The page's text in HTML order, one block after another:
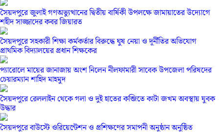
সৈয়দপুরে জুলাই গণঅভ্যুত্থানের দ্বিতীয় বার্ষিকী উপলক্ষে জামায়াতের উদ্যোগে
শহীদ সাজ্জাদের কবর জিয়ারত
সৈয়দপুরে সহকারী শিক্ষা কর্মকর্তার বিরুদ্ধে ঘুষ নেয়া ও দূর্নীতির অভিযোগ
প্রাথমিক বিদ্যালয়ের প্রধান শিক্ষকের
প্যারোলে মায়ের জানাজায় অংশ নিলেন নীলফামারী সাবেক উপজেলা পরিষদের
চেয়ারম্যান শাহিদ মাহমুদ
সৈয়দপুরে রেললাইন থেকে গলা ও দুই হাতের কব্জিতে কাটা জখম অবস্থায় যুবক
উদ্ধার
সৈয়দপুরে বাউস্টে ওরিয়েন্টেশন ও প্রশিক্ষণের সমাপনী অনুষ্ঠান অনুষ্ঠিত